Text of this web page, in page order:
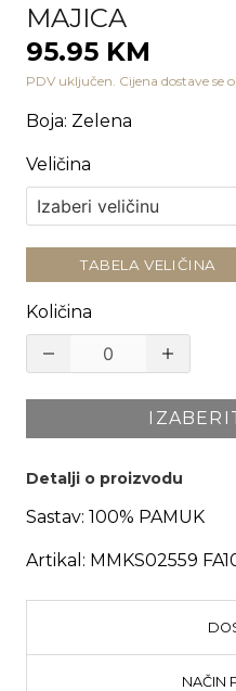
MAJICA
95.95 KM
PDV uključen. Cijena dostave se
Boja: Zelena
Veličina
TABELA VELIČINA
Količina
Detalji o proizvodu
Sastav: 100% PAMUK
Artikal: MMKS02559
NAČIN